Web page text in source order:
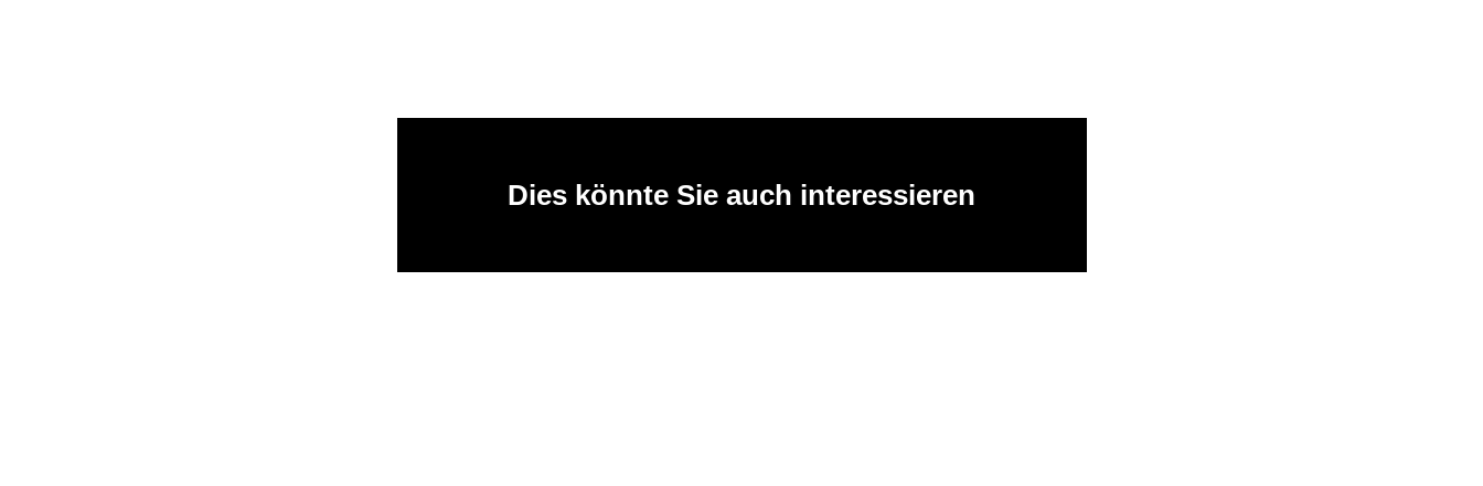
Dies könnte Sie auch interessieren